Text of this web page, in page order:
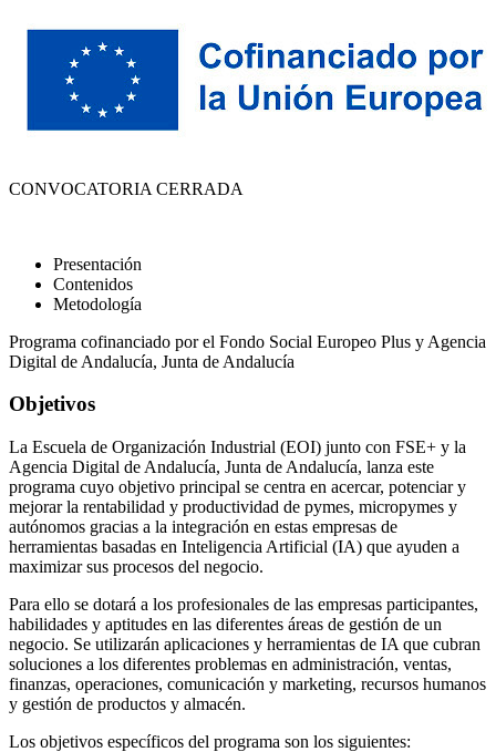
CONVOCATORIA CERRADA
Presentación
Contenidos
Metodología
Programa cofinanciado por el Fondo Social Europeo Plus y Agencia
Digital de Andalucía, Junta de Andalucía
Objetivos
La Escuela de Organización Industrial (EOI) junto con FSE+ y la
Agencia Digital de Andalucía, Junta de Andalucía, lanza este
programa cuyo objetivo principal se centra en acercar, potenciar y
mejorar la rentabilidad y productividad de pymes, micropymes y
autónomos gracias a la integración en estas empresas de
herramientas basadas en Inteligencia Artificial (IA) que ayuden a
maximizar sus procesos del negocio.
Para ello se dotará a los profesionales de las empresas participantes,
habilidades y aptitudes en las diferentes áreas de gestión de un
negocio. Se utilizarán aplicaciones y herramientas de IA que cubran
soluciones a los diferentes problemas en administración, ventas,
finanzas, operaciones, comunicación y marketing, recursos humanos
y gestión de productos y almacén.
Los objetivos específicos del programa son los siguientes: